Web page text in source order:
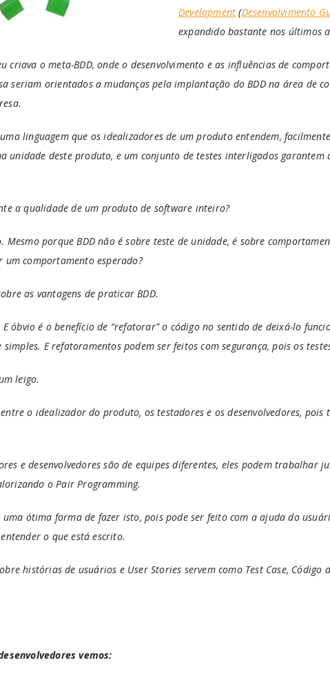
Development (Desenvolvimento
expandido bastante nos últimos
criava o meta-BDD, onde o desenvolvimento e as influências de
seriam orientados a mudanças pela implantação do BDD na área de
uma linguagem que os idealizadores de um produto entendem,
unidade deste produto, e um conjunto de testes interligados garantem
a qualidade de um produto de software inteiro?
Mesmo porque BDD não é sobre teste de unidade, é sobre
comportamento esperado?
as vantagens de praticar BDD.
óbvio é o benefício de “refatorar” o código no sentido de deixá-lo
E refatoramentos podem ser feitos com segurança, pois os
leigo.
o idealizador do produto, os testadores e os desenvolvedores, pois
e desenvolvedores são de equipes diferentes, eles podem trabalhar
o Pair Programming.
uma ótima forma de fazer isto, pois pode ser feito com a ajuda do
o que está escrito.
histórias de usuários e User Stories servem como Test Case,
vemos: